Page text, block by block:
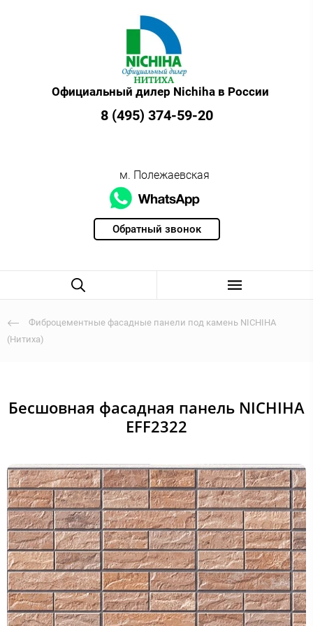
Обратный звонок
Официальный дилер Nichiha в России
8 (495) 374-59-20
м. Полежаевская
Фиброцементные фасадные панели под камень NICHIHA
(Нитиха)
Бесшовная фасадная панель NICHIHA
EFF2322